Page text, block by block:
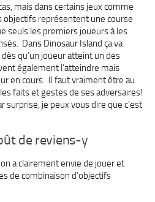
mais dans certains jeux comme
objectifs représentent une course
seuls les premiers joueurs à les
Dans Dinosaur Island ça va
qu’un joueur atteint un des
également l’atteindre mais
en cours. Il faut vraiment être au
faits et gestes de ses adversaires!
surprise, je peux vous dire que c’est
de reviens-y
a clairement envie de jouer et
de combinaison d’objectifs